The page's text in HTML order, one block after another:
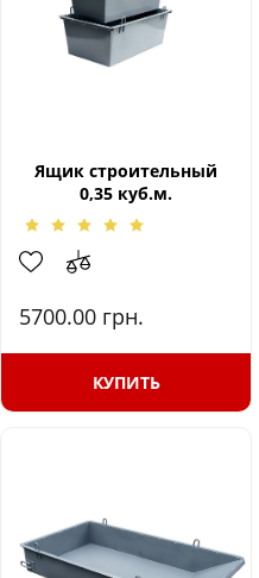
Ящик строительный
0,35 куб.м.
5700.00 грн.
КУПИТЬ